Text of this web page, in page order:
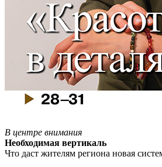
В центре внимания
Необходимая вертикаль
Что даст жителям региона новая